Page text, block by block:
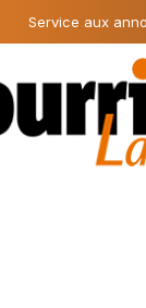
Service aux